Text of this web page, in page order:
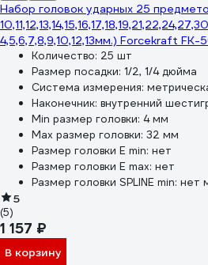
Набор головок ударных 25
4,5,6,7,8,9,10,12,13мм.) Forcekraft FK-
Количество: 25 шт
Размер посадки: 1/2, 1/4 дюйма
Система измерения:
Наконечник: внутренний
Min размер головки: 4 мм
Max размер головки: 32 мм
Размер головки E min: нет
Размер головки E max: нет
Размер головки SPLINE min: нет
5
(5)
1 157 ₽
В корзину